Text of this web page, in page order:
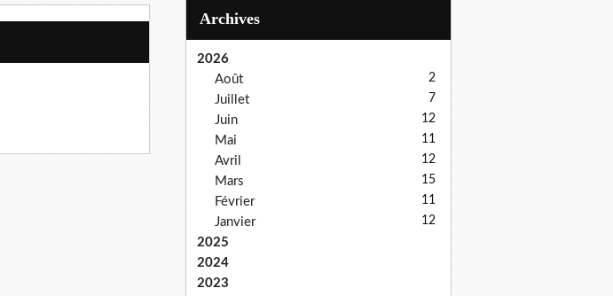
Archives
2026
Août
2
Juillet 7
Juin 12
Mai 11
Avril 12
Mars 15
Février 11
Janvier 12
2025
2024
2023